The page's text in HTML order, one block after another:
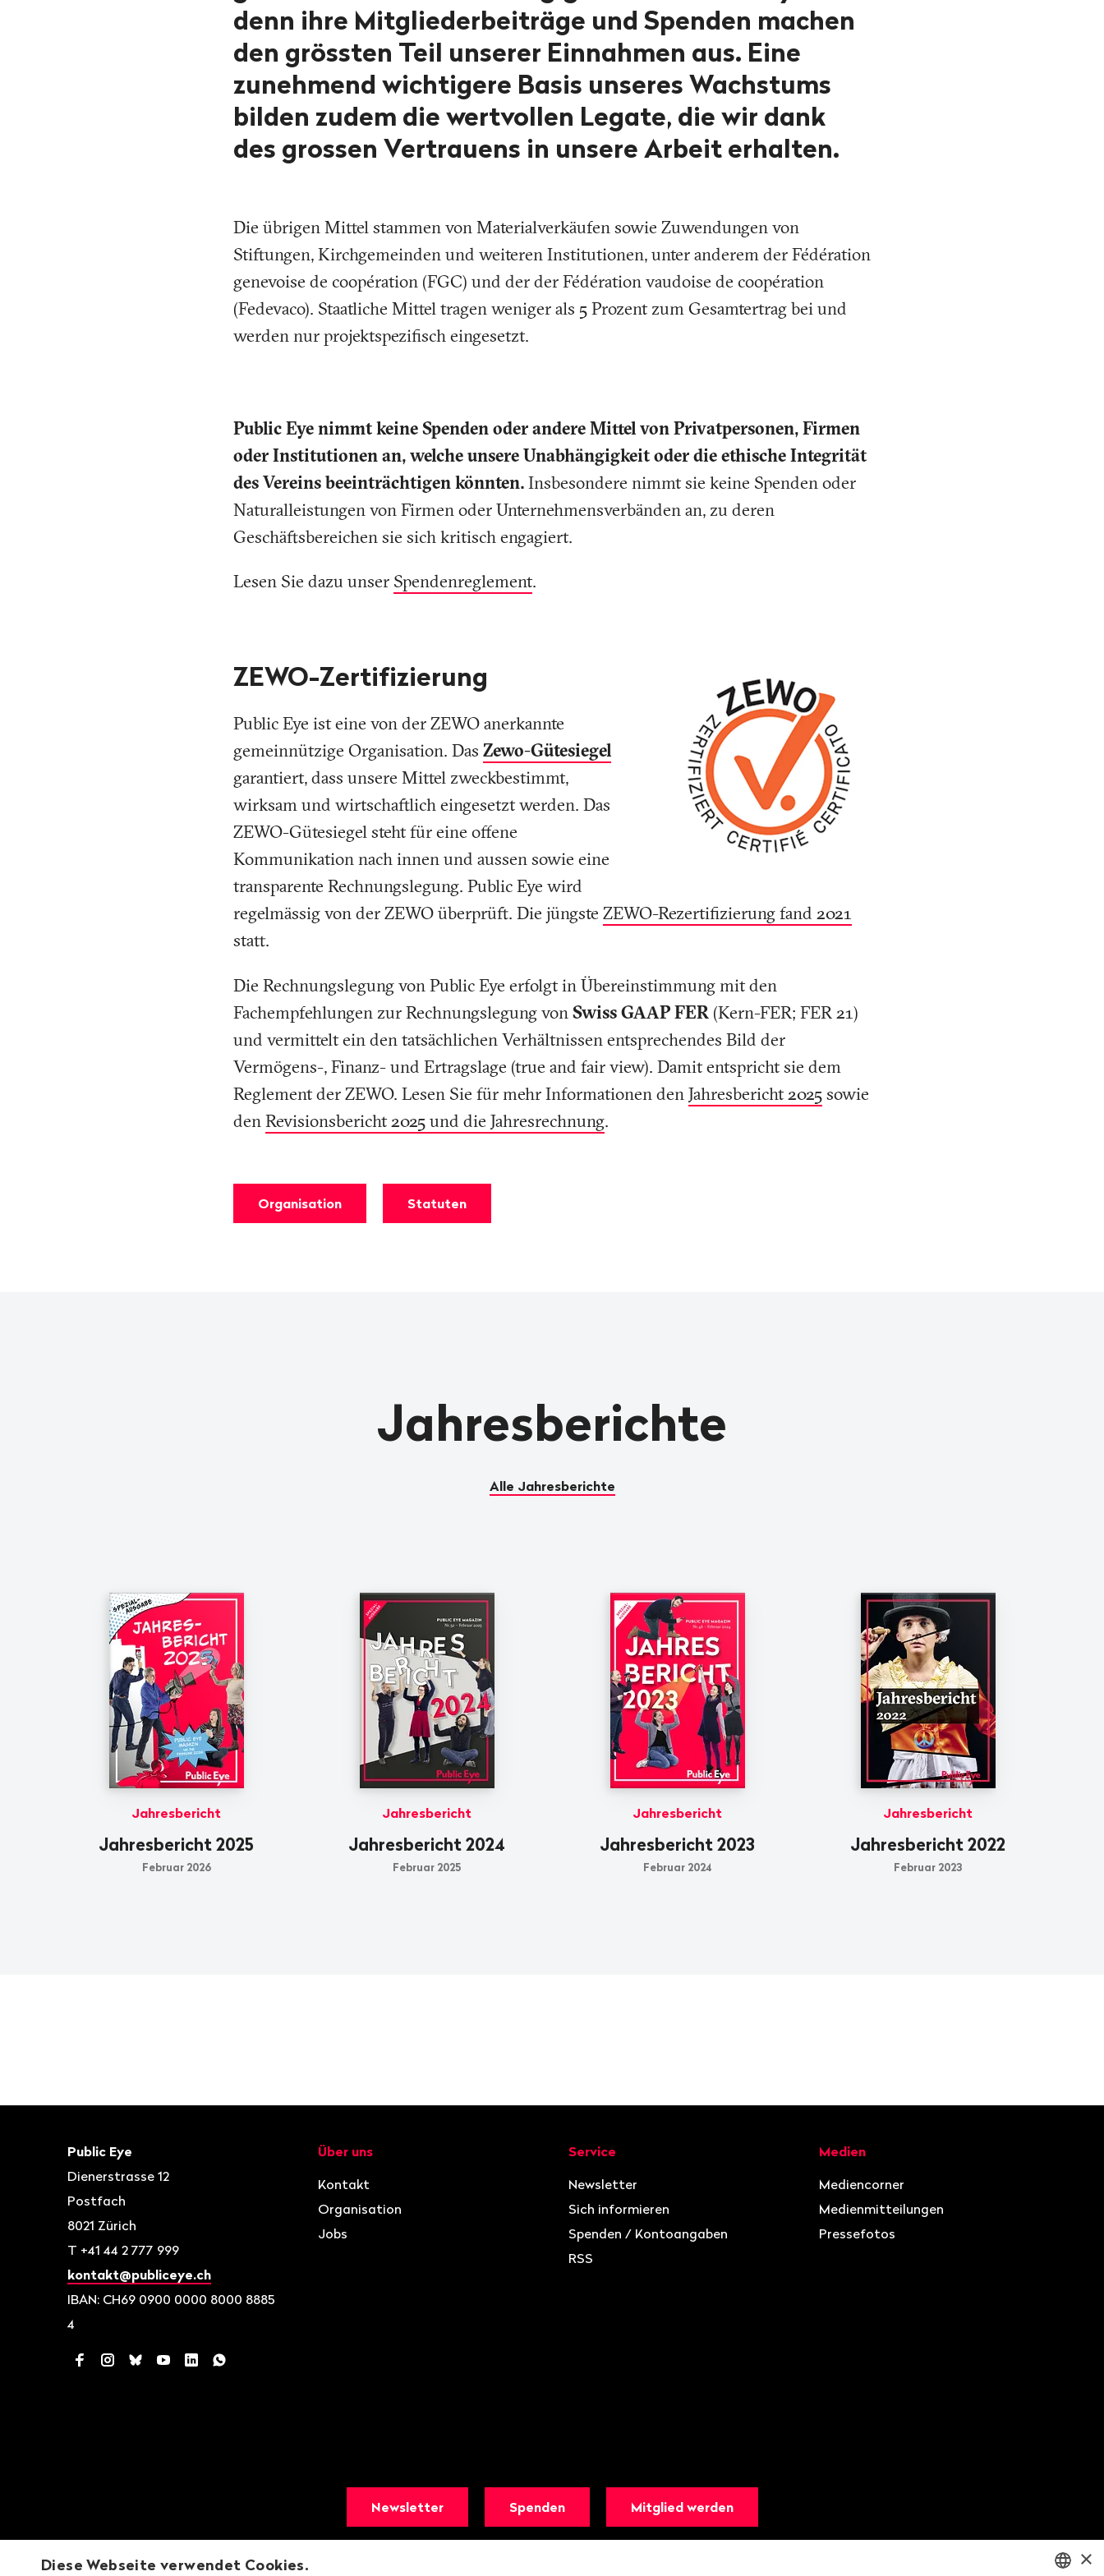
denn ihre Mitgliederbeiträge und Spenden machen
den grössten Teil unserer Einnahmen aus. Eine
zunehmend wichtigere Basis unseres Wachstums
bilden zudem die wertvollen Legate, die wir dank
des grossen Vertrauens in unsere Arbeit erhalten.
Die übrigen Mittel stammen von Materialverkäufen sowie Zuwendungen von
Stiftungen, Kirchgemeinden und weiteren Institutionen, unter anderem der Fédération
genevoise de coopération (FGC) und der der Fédération vaudoise de coopération
(Fedevaco). Staatliche Mittel tragen weniger als 5 Prozent zum Gesamtertrag bei und
werden nur projektspezifisch eingesetzt.
Public Eye nimmt keine Spenden oder andere Mittel von Privatpersonen, Firmen
oder Institutionen an, welche unsereUnabhängigkeit oder die ethische Integrität
des Vereins beeinträchtigen könnten.Insbesondere nimmt sie keine Spenden oder
Naturalleistungen von Firmen oder Unternehmensverbänden an, zu deren
Geschäftsbereichen sie sich kritisch engagiert.
Lesen Sie dazu unser Spendenreglement.
ZEWO-Zertifizierung
Public Eye ist eine von der ZEWO anerkannte
gemeinnützige Organisation. Das Zewo-Gütesiegel
garantiert, dass unsere Mittel zweckbestimmt,
wirksam und wirtschaftlich eingesetzt werden. Das
ZEWO-Gütesiegel steht für eine offene
Kommunikation nach innen und aussen sowie eine
transparente Rechnungslegung. Public Eye wird
regelmässig von der ZEWO überprüft. Die jüngste ZEWO-Rezertifizierung fand 2021
statt.
Die Rechnungslegung von Public Eye erfolgt in Übereinstimmung mit den
Fachempfehlungen zur Rechnungslegung vonSwiss GAAP FER (Kern-FER; FER 21)
und vermittelt ein den tatsächlichen Verhältnissen entsprechendes Bild der
Vermögens-, Finanz- und Ertragslage (true and fair view). Damit entspricht sie dem
Reglement der ZEWO. Lesen Sie für mehr Informationen denJahresbericht 2025sowie
denRevisionsbericht 2025 und die Jahresrechnung.
Organisation Statuten
Jahresberichte
Alle Jahresberichte
Jahresbericht
Jahresbericht 2025
Februar 2026
Jahresbericht
Jahresbericht 2024
Februar 2025
Jahresbericht
Jahresbericht 2023
Februar 2024
Jahresbericht
Jahresbericht 2022
Februar 2023
Kontakt
Public Eye
Dienerstrasse 12
Postfach
8021 Zürich
T +41 44 2 777 999
kontakt@publiceye.ch
IBAN: CH69 0900 0000 8000 8885
4
FacebookInstagram
BlueskyYouTubeLinkedInWhatsApp
Navigation
Über uns
Kontakt
Organisation
Jobs
Service
Newsletter
Sich informieren
Spenden / Kontoangaben
RSS
Medien
Mediencorner
Medienmitteilungen
Pressefotos
Newsletter Spenden Mitglied werden
×
Diese Webseite verwendet Cookies.